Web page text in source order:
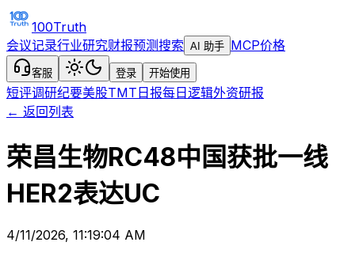
100Truth
会议记录行业研究财报预测搜索 AI 助手 MCP价格
客服 登录 开始使用
短评调研纪要美股TMT日报每日逻辑外资研报
← 返回列表
荣昌生物RC48中国获批一线
HER2表达UC
4/11/2026, 11:19:04 AM